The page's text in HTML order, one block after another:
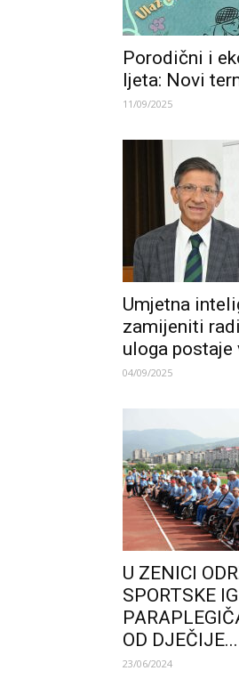
Porodični i
ljeta: Novi
11/09/2025
Umjetna
zamijeniti
uloga postaje
04/09/2025
U ZENICI
SPORTSKE
OD DJEČIJE...
23/06/2024